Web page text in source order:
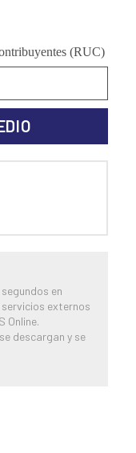
(RUC)
en
externos
Online.
descargan y se